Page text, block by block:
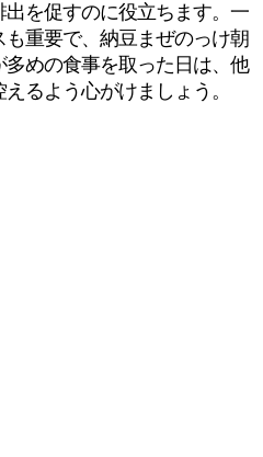
を促すのに役立ちます。一
重要で、納豆まぜのっけ朝
めの食事を取った日は、他
るよう心がけましょう。